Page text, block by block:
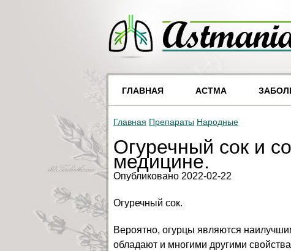
ГЛАВНАЯ АСТМА
Главная Препараты Народные
Огуречный сок и
медицине.
Опубликовано 2022-02-22
Огуречный сок.
Вероятно, огурцы являются
обладают и многими другими